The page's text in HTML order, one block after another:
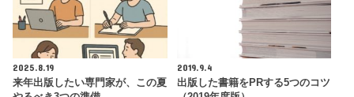
2025.8.19
来年出版したい専門家が、この夏
2019.9.4
出版した書籍をPRする5つのコツ